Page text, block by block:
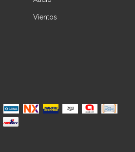
Vientos